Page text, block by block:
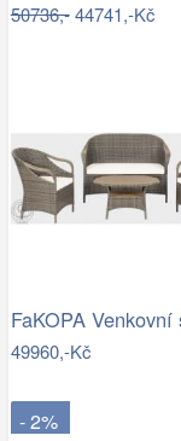
50736,-44741,-Kč
49960,-Kč
- 2%